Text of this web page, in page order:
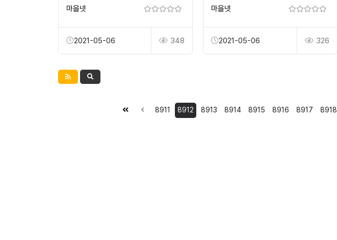
마을넷
2021-05-06 348
마을넷
2021-05-06 326
8911 8912 8913 8914 8915 8916 8917 8918